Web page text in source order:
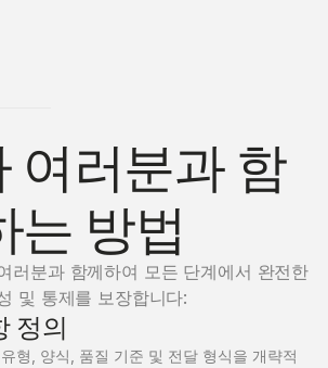
여러분과 함
는 방법
러분과 함께하여 모든 단계에서 완전한
및 통제를 보장합니다:
정의
형, 양식, 품질 기준 및 전달 형식을 개략적